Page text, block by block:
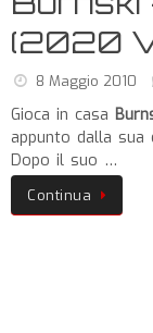
(2020
8 Maggio 2010
Gioca in casa
appunto dalla sua
Dopo il suo …
Continua